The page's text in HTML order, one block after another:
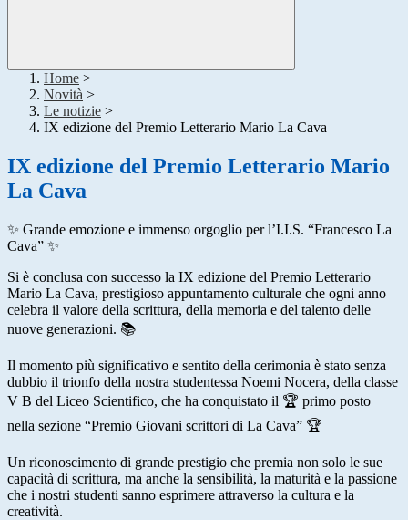
Home >
Novità >
Le notizie >
IX edizione del Premio Letterario Mario La Cava
IX edizione del Premio Letterario Mario
La Cava
✨ Grande emozione e immenso orgoglio per l’I.I.S. “Francesco La
Cava” ✨
Si è conclusa con successo la IX edizione del Premio Letterario
Mario La Cava, prestigioso appuntamento culturale che ogni anno
celebra il valore della scrittura, della memoria e del talento delle
nuove generazioni. 📚
Il momento più significativo e sentito della cerimonia è stato senza
dubbio il trionfo della nostra studentessa Noemi Nocera, della classe
V B del Liceo Scientifico, che ha conquistato il 🏆 primo posto
nella sezione “Premio Giovani scrittori di La Cava” 🏆
Un riconoscimento di grande prestigio che premia non solo le sue
capacità di scrittura, ma anche la sensibilità, la maturità e la passione
che i nostri studenti sanno esprimere attraverso la cultura e la
creatività.